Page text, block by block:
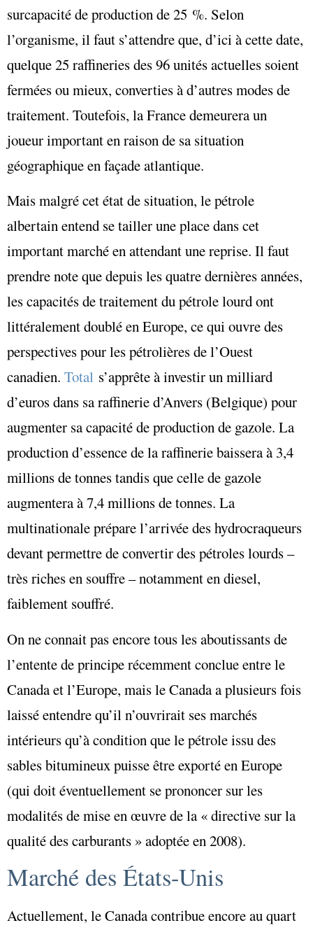
surcapacité de production de 25 %. Selon
l’organisme, il faut s’attendre que, d’ici à cette date,
quelque 25 raffineries des 96 unités actuelles soient
fermées ou mieux, converties à d’autres modes de
traitement. Toutefois, la France demeurera un
joueur important en raison de sa situation
géographique en façade atlantique.
Mais malgré cet état de situation, le pétrole
albertain entend se tailler une place dans cet
important marché en attendant une reprise. Il faut
prendre note que depuis les quatre dernières années,
les capacités de traitement du pétrole lourd ont
littéralement doublé en Europe, ce qui ouvre des
perspectives pour les pétrolières de l’Ouest
canadien. Total s’apprête à investir un milliard
d’euros dans sa raffinerie d’Anvers (Belgique) pour
augmenter sa capacité de production de gazole. La
production d’essence de la raffinerie baissera à 3,4
millions de tonnes tandis que celle de gazole
augmentera à 7,4 millions de tonnes. La
multinationale prépare l’arrivée des hydrocraqueurs
devant permettre de convertir des pétroles lourds –
très riches en souffre – notamment en diesel,
faiblement souffré.
On ne connait pas encore tous les aboutissants de
l’entente de principe récemment conclue entre le
Canada et l’Europe, mais le Canada a plusieurs fois
laissé entendre qu’il n’ouvrirait ses marchés
intérieurs qu’à condition que le pétrole issu des
sables bitumineux puisse être exporté en Europe
(qui doit éventuellement se prononcer sur les
modalités de mise en œuvre de la « directive sur la
qualité des carburants » adoptée en 2008).
Marché des États-Unis
Actuellement, le Canada contribue encore au quart